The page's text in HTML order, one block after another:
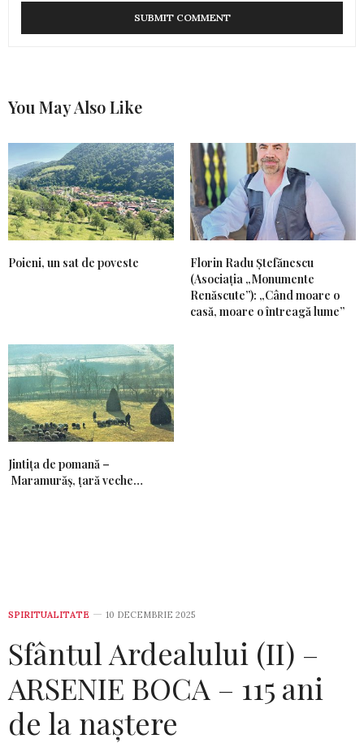
You May Also Like
Poieni, un sat de poveste
Florin Radu Ștefănescu
(Asociația „Monumente
Renăscute”): „Când moare o
casă, moare o întreagă lume”
Jintiţa de pomană –
Maramurăş, ţară veche…
SPIRITUALITATE 10 DECEMBRIE 2025
Sfântul Ardealului (II) –
ARSENIE BOCA – 115 ani
de la naștere